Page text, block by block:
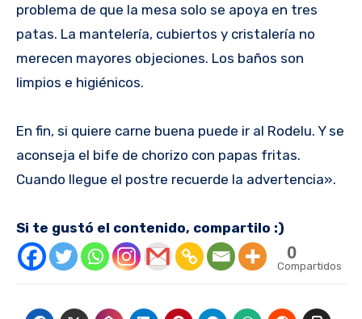
problema de que la mesa solo se apoya en tres
patas. La mantelería, cubiertos y cristalería no
merecen mayores objeciones. Los baños son
limpios e higiénicos.
En fin, si quiere carne buena puede ir al Rodelu. Y se
aconseja el bife de chorizo con papas fritas.
Cuando llegue el postre recuerde la advertencia».
Si te gustó el contenido, compartilo :)
0
Compartidos